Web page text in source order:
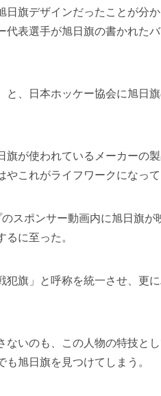
日旗デザインだったことが分
表選手が旭日旗の書かれた
と、日本ホッケー協会に旭日
旗が使われているメーカーの
これがライフワークになって
スポンサー動画内に旭日旗が
に至った。
犯旗」と呼称を統一させ、更
ないのも、この人物の特技と
旭日旗を見つけてしまう。